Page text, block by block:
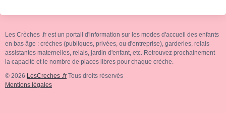
Les Crèches .fr est un portail d'information sur les modes d'accueil des enfants
en bas âge : crèches (publiques, privées, ou d'entreprise), garderies, relais
assistantes maternelles, relais, jardin d'enfant, etc. Retrouvez prochainement
la capacité et le nombre de places libres pour chaque crèche.
© 2026 LesCreches .fr Tous droits réservés
Mentions légales